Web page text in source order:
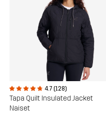
4.7 (128)
Tapa Quilt Insulated Jacket
Naiset